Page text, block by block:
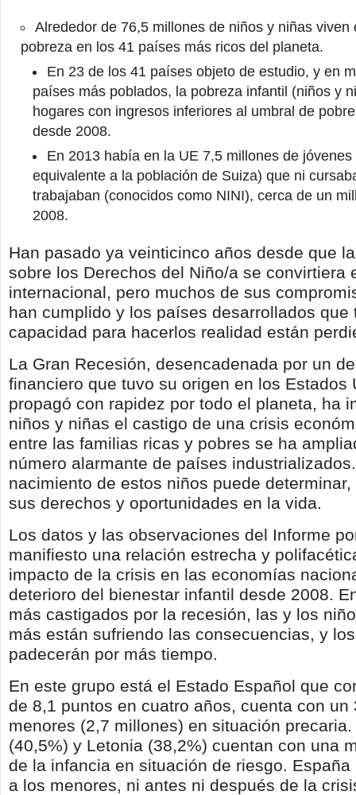
Alrededor de 76,5 millones de niños y niñas viven
pobreza en los 41 países más ricos del planeta.
En 23 de los 41 países objeto de estudio, y en
países más poblados, la pobreza infantil (niños y
hogares con ingresos inferiores al umbral de
desde 2008.
En 2013 había en la UE 7,5 millones de jóvenes
equivalente a la población de Suiza) que ni
trabajaban (conocidos como NINI), cerca de un
2008.
Han pasado ya veinticinco años desde que
sobre los Derechos del Niño/a se convirtiera
internacional, pero muchos de sus
han cumplido y los países desarrollados que
capacidad para hacerlos realidad están
La Gran Recesión, desencadenada por un
financiero que tuvo su origen en los Estados
propagó con rapidez por todo el planeta, ha
niños y niñas el castigo de una crisis
entre las familias ricas y pobres se ha
número alarmante de países
nacimiento de estos niños puede
sus derechos y oportunidades en la vida.
Los datos y las observaciones del Informe
manifiesto una relación estrecha y
impacto de la crisis en las economías
deterioro del bienestar infantil desde 2008.
más castigados por la recesión, las y los
más están sufriendo las consecuencias, y
padecerán por más tiempo.
En este grupo está el Estado Español que
de 8,1 puntos en cuatro años, cuenta con un
menores (2,7 millones) en situación
(40,5%) y Letonia (38,2%) cuentan con una
de la infancia en situación de riesgo.
a los menores, ni antes ni después de la